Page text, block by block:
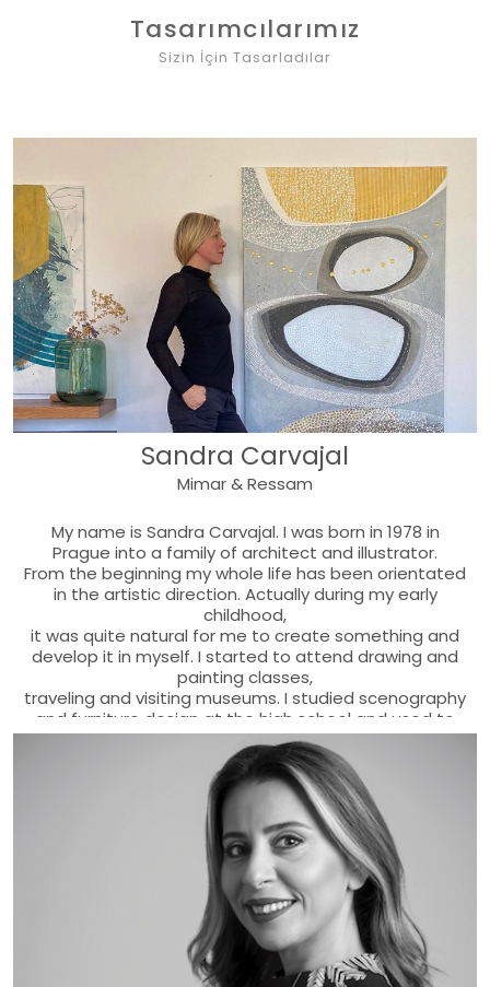
Tasarımcılarımız
Sizin İçin Tasarladılar
Sandra Carvajal
Mimar & Ressam
My name is Sandra Carvajal. I was born in 1978 in
Prague into a family of architect and illustrator.
From the beginning my whole life has been orientated
in the artistic direction. Actually during my early
childhood,
it was quite natural for me to create something and
develop it in myself. I started to attend drawing and
painting classes,
traveling and visiting museums. I studied scenography
and furniture design at the high school and used to
help
in a theater association with costumes and stage
production. From practical reasons I continued to
study Architecture and Design
at the Academy of Arts, Architecture and Design in
Prague. I think that on one side, the architecture
should combine art with
the practicality and culturality of living. On the other
side, I have learned very well to be patient thanks to
the time spent on projects,
which still is a benefit for the kind of technique I use in
painting. At the University I also tried in addition to